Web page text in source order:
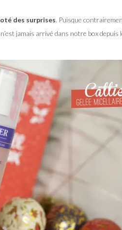
des surprises. Puisque
jamais arrivé dans notre box